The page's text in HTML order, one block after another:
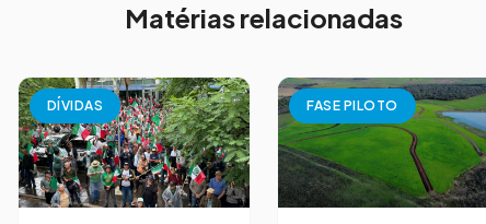
Matérias relacionadas
DÍVIDAS FASE PILOTO